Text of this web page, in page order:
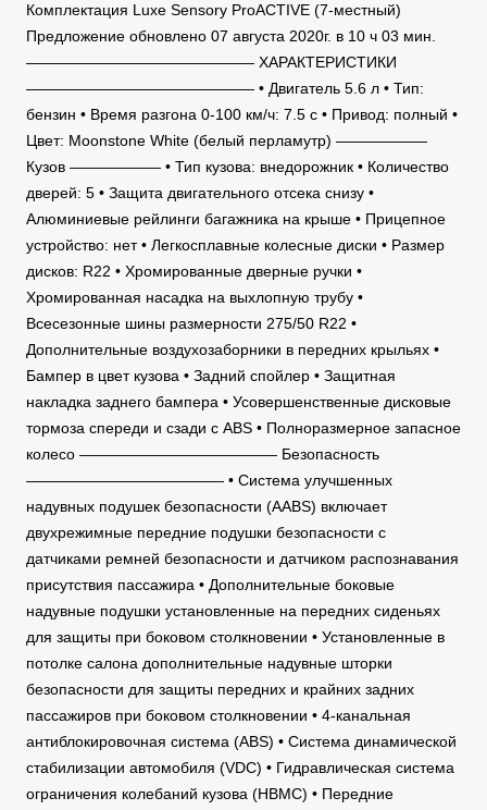
Комплектация Luxe Sensory ProACTIVE (7-местный)
Предложение обновлено 07 августа 2020г. в 10 ч 03 мин.
——————————————— ХАРАКТЕРИСТИКИ
——————————————— • Двигатель 5.6 л • Тип:
бензин • Время разгона 0-100 км/ч: 7.5 c • Привод: полный •
Цвет: Moonstone White (белый перламутр) ——————
Кузов —————— • Тип кузова: внедорожник • Количество
дверей: 5 • Защита двигательного отсека снизу •
Алюминиевые рейлинги багажника на крыше • Прицепное
устройство: нет • Легкосплавные колесные диски • Размер
дисков: R22 • Хромированные дверные ручки •
Хромированная насадка на выхлопную трубу •
Всесезонные шины размерности 275/50 R22 •
Дополнительные воздухозаборники в передних крыльях •
Бампер в цвет кузова • Задний спойлер • Защитная
накладка заднего бампера • Усовершенственные дисковые
тормоза спереди и сзади с ABS • Полноразмерное запасное
колесо ————————————— Безопасность
————————————— • Система улучшенных
надувных подушек безопасности (AABS) включает
двухрежимные передние подушки безопасности с
датчиками ремней безопасности и датчиком распознавания
присутствия пассажира • Дополнительные боковые
надувные подушки установленные на передних сиденьях
для защиты при боковом столкновении • Установленные в
потолке салона дополнительные надувные шторки
безопасности для защиты передних и крайних задних
пассажиров при боковом столкновении • 4-канальная
антиблокировочная система (ABS) • Система динамической
стабилизации автомобиля (VDC) • Гидравлическая система
ограничения колебаний кузова (HBMC) • Передние